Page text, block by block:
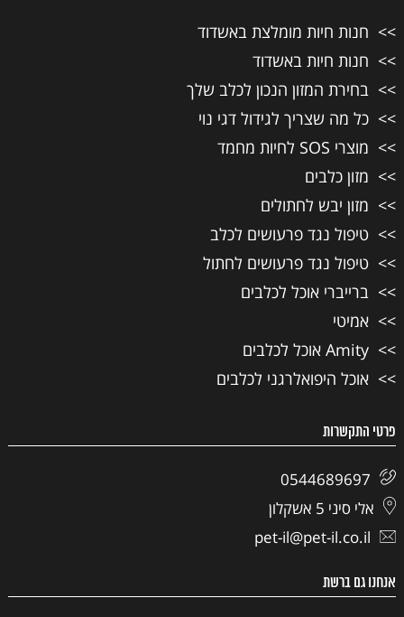
חנות חיות מומלצת באשדוד
חנות חיות באשדוד
בחירת המזון הנכון לכלב שלך
כל מה שצריך לגידול דגי נוי
מוצרי SOS לחיות מחמד
מזון כלבים
מזון יבש לחתולים
טיפול נגד פרעושים לכלב
טיפול נגד פרעושים לחתול
ברייברי אוכל לכלבים
אמיטי
Amity אוכל לכלבים
אוכל היפואלרגני לכלבים
פרטי התקשרות
0544689697
אלי סיני 5 אשקלון
pet-il@pet-il.co.il
אנחנו גם ברשת